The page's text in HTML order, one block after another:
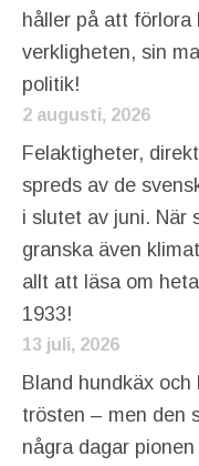
håller på att förlora
verkligheten, sin
politik!
2 augusti, 2026
Felaktigheter,
spreds av de
i slutet av juni. När
granska även
allt att läsa om
1933!
13 juli, 2026
Bland hundkäx
trösten – men den
några dagar